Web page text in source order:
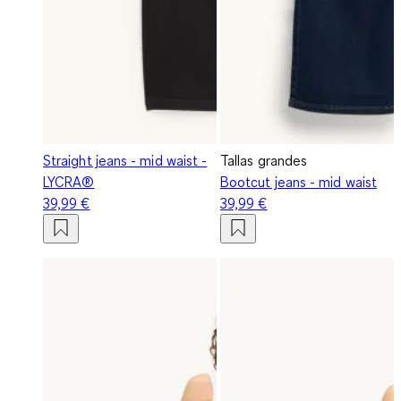
Straight jeans - mid waist -
LYCRA®
39,99 €
Tallas grandes
Bootcut jeans - mid waist
39,99 €